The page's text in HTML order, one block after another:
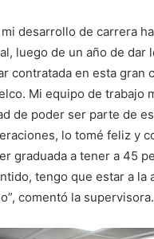
desarrollo de carrera
luego de un año de dar
contratada en esta gran
Mi equipo de trabajo
de poder ser parte de
lo tomé feliz y
graduada a tener a 45
tengo que estar a la
comentó la supervisora.